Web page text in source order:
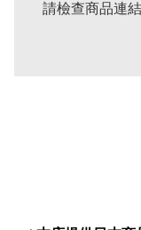
請檢查商品連